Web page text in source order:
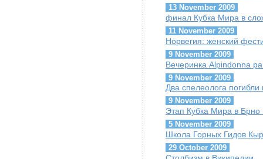
13 November 2009
финал Кубка Мира в
11 November 2009
Норвегия: женский
9 November 2009
Вечеринка Alpindonna
9 November 2009
Два спелеолога
9 November 2009
Этап Кубка Мира в Брно
5 November 2009
Школа Горных Гидов
29 October 2009